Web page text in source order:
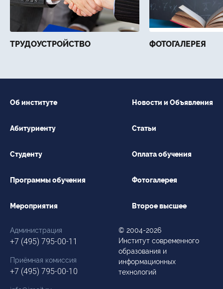
ТРУДОУСТРОЙСТВО ФОТОГАЛЕРЕЯ
Об институте
Абитуриенту
Студенту
Программы обучения
Мероприятия
Новости и Объявления
Статьи
Оплата обучения
Фотогалерея
Второе высшее
Администрация
+7 (495) 795-00-11
Приёмная комиссия
+7 (495) 795-00-10
© 2004-2026
Институт современного
образования и
информационных
технологий